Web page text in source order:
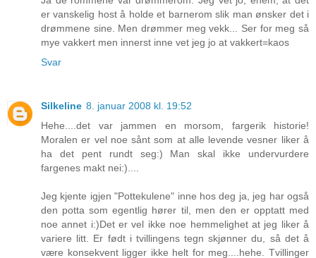
er vanskelig host å holde et barnerom slik man ønsker det i
drømmene sine. Men drømmer meg vekk... Ser for meg så
mye vakkert men innerst inne vet jeg jo at vakkert=kaos
Svar
Silkeline 8. januar 2008 kl. 19:52
Hehe....det var jammen en morsom, fargerik historie!
Moralen er vel noe sånt som at alle levende vesner liker å
ha det pent rundt seg:) Man skal ikke undervurdere
fargenes makt nei:)....
Jeg kjente igjen "Pottekulene" inne hos deg ja, jeg har også
den potta som egentlig hører til, men den er opptatt med
noe annet i:)Det er vel ikke noe hemmelighet at jeg liker å
variere litt. Er født i tvillingens tegn skjønner du, så det å
være konsekvent ligger ikke helt for meg....hehe. Tvillinger